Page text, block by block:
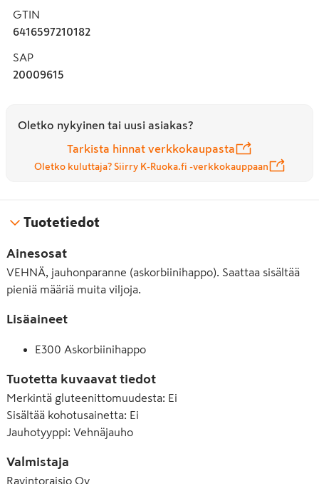
GTIN
6416597210182
SAP
20009615
Oletko nykyinen tai uusi asiakas?
Tarkista hinnat verkkokaupasta
Oletko kuluttaja? Siirry K-Ruoka.fi -verkkokauppaan
Tuotetiedot
Ainesosat
VEHNÄ, jauhonparanne (askorbiinihappo). Saattaa sisältää
pieniä määriä muita viljoja.
Lisäaineet
E300 Askorbiinihappo
Tuotetta kuvaavat tiedot
Merkintä gluteenittomuudesta: Ei
Sisältää kohotusainetta: Ei
Jauhotyyppi: Vehnäjauho
Valmistaja
Ravintoraisio Oy